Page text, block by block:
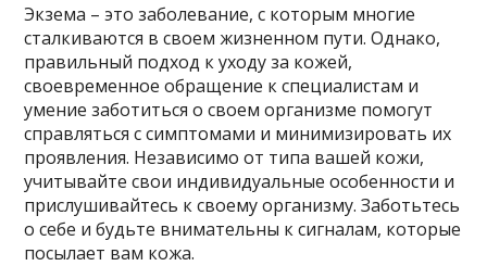
Экзема – это заболевание, с которым многие
сталкиваются в своем жизненном пути. Однако,
правильный подход к уходу за кожей,
своевременное обращение к специалистам и
умение заботиться о своем организме помогут
справляться с симптомами и минимизировать их
проявления. Независимо от типа вашей кожи,
учитывайте свои индивидуальные особенности и
прислушивайтесь к своему организму. Заботьтесь
о себе и будьте внимательны к сигналам, которые
посылает вам кожа.